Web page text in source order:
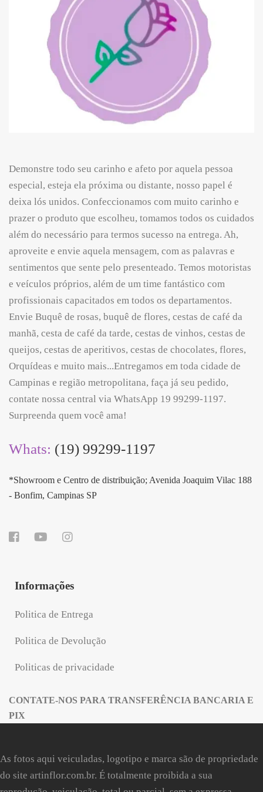
Demonstre todo seu carinho e afeto por aquela pessoa
especial, esteja ela próxima ou distante, nosso papel é
deixa lós unidos. Confeccionamos com muito carinho e
prazer o produto que escolheu, tomamos todos os cuidados
além do necessário para termos sucesso na entrega. Ah,
aproveite e envie aquela mensagem, com as palavras e
sentimentos que sente pelo presenteado. Temos motoristas
e veículos próprios, além de um time fantástico com
profissionais capacitados em todos os departamentos.
Envie Buquê de rosas, buquê de flores, cestas de café da
manhã, cesta de café da tarde, cestas de vinhos, cestas de
queijos, cestas de aperitivos, cestas de chocolates, flores,
Orquídeas e muito mais...Entregamos em toda cidade de
Campinas e região metropolitana, faça já seu pedido,
contate nossa central via WhatsApp 19 99299-1197.
Surpreenda quem você ama!
Whats: (19) 99299-1197
*Showroom e Centro de distribuição; Avenida Joaquim Vilac 188
- Bonfim, Campinas SP
Informações
Politica de Entrega
Politica de Devolução
Politicas de privacidade
CONTATE-NOS PARA TRANSFERÊNCIA BANCARIA E
PIX
As fotos aqui veiculadas, logotipo e marca são de propriedade
do site artinflor.com.br. É totalmente proibida a sua